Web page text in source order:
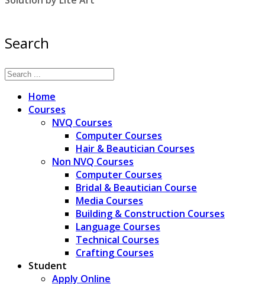
Search
Home
Courses
NVQ Courses
Computer Courses
Hair & Beautician Courses
Non NVQ Courses
Computer Courses
Bridal & Beautician Course
Media Courses
Building & Construction Courses
Language Courses
Technical Courses
Crafting Courses
Student
Apply Online